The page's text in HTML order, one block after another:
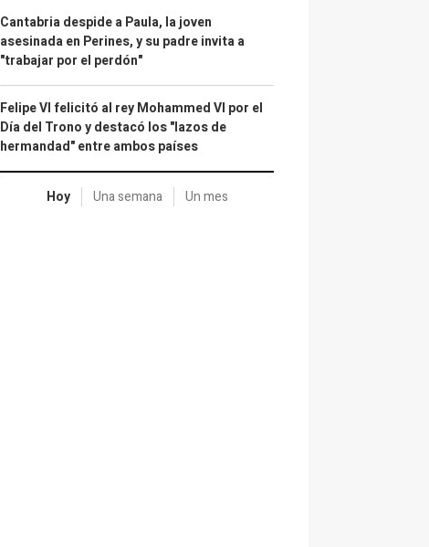
Cantabria despide a Paula, la joven
asesinada en Perines, y su padre invita a
"trabajar por el perdón"
Felipe VI felicitó al rey Mohammed VI por el
Día del Trono y destacó los "lazos de
hermandad" entre ambos países
Hoy Una semana Un mes